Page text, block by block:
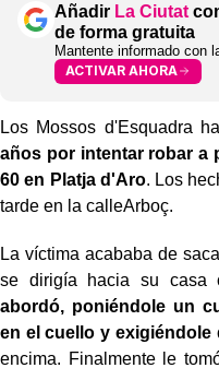
Añadir La Ciutat
de forma gratuita
Mantente informado con
ACTIVAR AHORA
Los Mossos d'Esquadra
años por intentar robar a
60 en Platja d'Aro. Los
tarde en la calleArboç.
La víctima acababa de
se dirigía hacia su casa
abordó, poniéndole un
en el cuello y exigiéndole
encima. Finalmente le